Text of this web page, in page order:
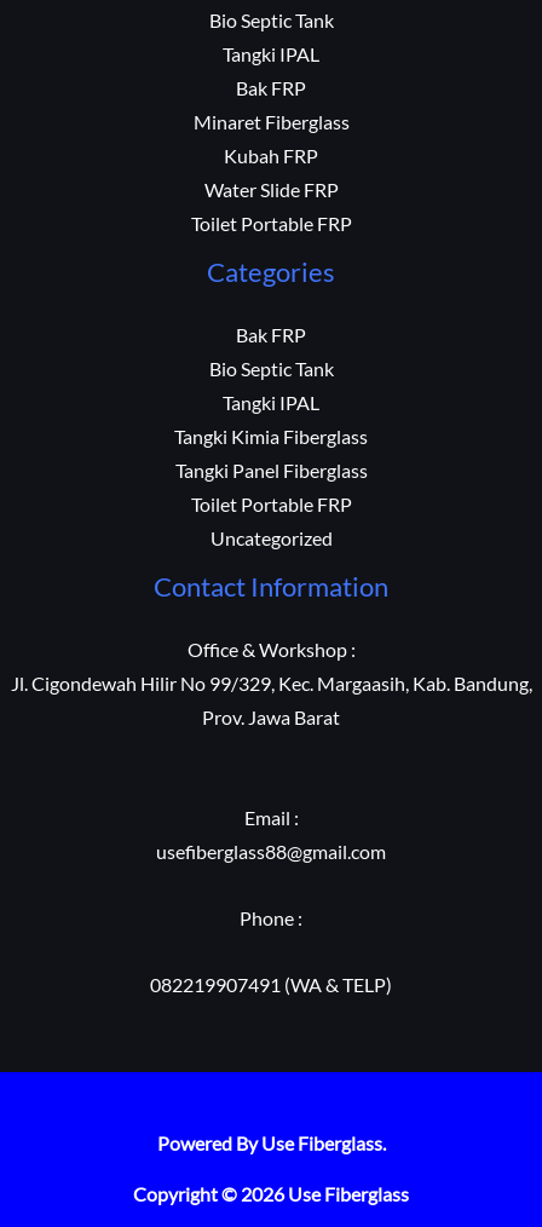
Bio Septic Tank
Tangki IPAL
Bak FRP
Minaret Fiberglass
Kubah FRP
Water Slide FRP
Toilet Portable FRP
Categories
Bak FRP
Bio Septic Tank
Tangki IPAL
Tangki Kimia Fiberglass
Tangki Panel Fiberglass
Toilet Portable FRP
Uncategorized
Contact Information
Office & Workshop :
Jl. Cigondewah Hilir No 99/329, Kec. Margaasih, Kab. Bandung,
Prov. Jawa Barat
Email :
usefiberglass88@gmail.com
Phone :
082219907491 (WA & TELP)
Powered By Use Fiberglass.
Copyright © 2026 Use Fiberglass